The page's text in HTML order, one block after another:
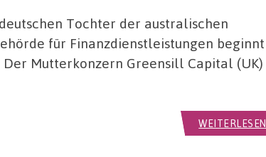
Tochter der australischen
für Finanzdienstleistungen beginnt
Mutterkonzern Greensill Capital (UK)
WEITERLESEN